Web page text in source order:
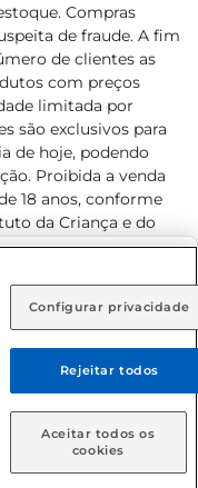
deseja receber
Retire em Loja
Compras
de fraude. A fim
de clientes as
com preços
limitada por
são exclusivos para
de hoje, podendo
Proibida a venda
18 anos, conforme
da Criança e do
para o
on-line é de R$
os direitos
Configurar privacidade
Rejeitar todos
Aceitar todos os
cookies